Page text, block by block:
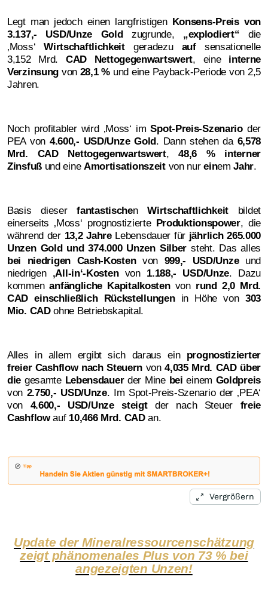
Legt man jedoch einen langfristigen Konsens-Preis von
3.137,- USD/Unze Goldzugrunde, „explodiert“ die
‚Moss‘Wirtschaftlichkeitgeradezu aufsensationelle
3,152 Mrd. CAD Nettogegenwartswert, eine interne
Verzinsung von 28,1 % und eine Payback-Periode von 2,5
Jahren.
Noch profitabler wird ‚Moss‘ imSpot-Preis-Szenarioder
PEA von 4.600,- USD/Unze Gold. Dann stehen da 6,578
Mrd. CAD Nettogegenwartswert,48,6 % interner
Zinsfußund eine Amortisationszeitvon nureinemJahr.
Basis dieserfantastischenWirtschaftlichkeitbildet
einerseits ‚Moss‘ prognostizierte Produktionspower, die
während der 13,2 JahreLebensdauer für jährlich 265.000
Unzen Gold und 374.000 Unzen Silber steht. Das alles
bei niedrigen Cash-Kostenvon 999,- USD/Unzeund
niedrigen ‚All-in‘-Kostenvon 1.188,- USD/Unze. Dazu
kommenanfängliche Kapitalkostenvon rund 2,0 Mrd.
CAD einschließlich Rückstellungenin Höhe von 303
Mio. CADohne Betriebskapital.
Alles in allem ergibt sich daraus ein prognostizierter
freier Cashflow nach Steuern von4,035 Mrd. CAD über
die gesamte Lebensdauerder Mine bei einem Goldpreis
von 2.750,- USD/Unze. Im Spot-Preis-Szenario der ‚PEA‘
von 4.600,- USD/Unze steigtder nach Steuer freie
Cashflowauf 10,466 Mrd. CADan.
Vergrößern
Update der Mineralressourcenschätzung
zeigt phänomenales Plus von 73 % bei
angezeigten Unzen!